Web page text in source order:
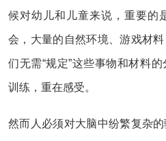
候对幼儿和儿童来说，重要的
会，大量的自然环境、游戏材
们无需“规定”这些事物和材料
训练，重在感受。
然而人必须对大脑中纷繁复杂